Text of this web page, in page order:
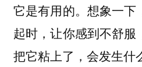
它是有用的。想象一下
起时，让你感到不舒
把它粘上了，会发生什